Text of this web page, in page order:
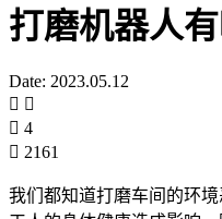
打磨机器人有
Date: 2023.05.12
4
2161
我们都知道打磨车间的环